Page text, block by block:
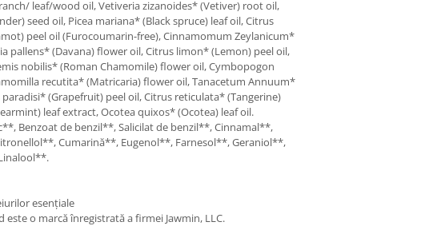
leaf/wood oil, Vetiveria zizanoides* (Vetiver) root oil,
seed oil, Picea mariana* (Black spruce) leaf oil, Citrus
peel oil (Furocoumarin-free), Cinnamomum Zeylanicum*
pallens* (Davana) flower oil, Citrus limon* (Lemon) peel oil,
nobilis* (Roman Chamomile) flower oil, Cymbopogon
recutita* (Matricaria) flower oil, Tanacetum Annuum*
(Grapefruit) peel oil, Citrus reticulata* (Tangerine)
leaf extract, Ocotea quixos* (Ocotea) leaf oil.
Benzoat de benzil**, Salicilat de benzil**, Cinnamal**,
Cumarină**, Eugenol**, Farnesol**, Geraniol**,
esențiale
este o marcă înregistrată a firmei Jawmin, LLC.